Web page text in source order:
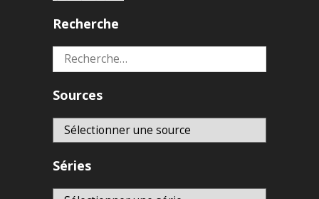
Recherche
Rechercher :
Sources
Séries